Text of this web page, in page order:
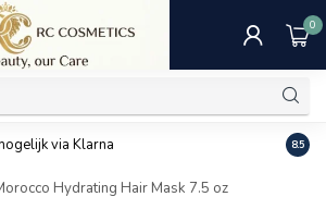
0
via Klarna 8.5
Hydrating Hair Mask 7.5 oz